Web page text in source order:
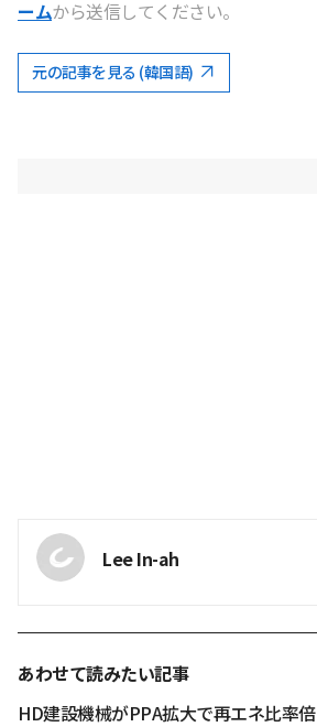
ームから送信してください。
元の記事を見る (韓国語)
Lee In-ah
あわせて読みたい記事
HD建設機械がPPA拡大で再エネ比率倍